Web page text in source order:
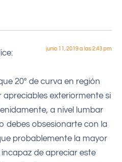
junio 11, 2019 a las 2:43 pm
20º de curva en región
exteriormente si
a nivel lumbar
debes obsesionarte con la
probablemente la mayor
de apreciar este